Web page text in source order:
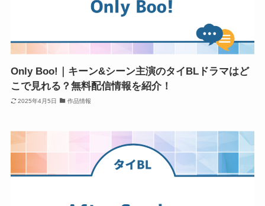
Only Boo!｜キーン&シーン主演のタイBLドラマはど
こで見れる？無料配信情報を紹介！
2025年4月5日 作品情報